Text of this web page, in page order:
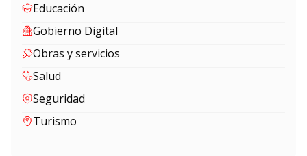
Educación
Gobierno Digital
Obras y servicios
Salud
Seguridad
Turismo